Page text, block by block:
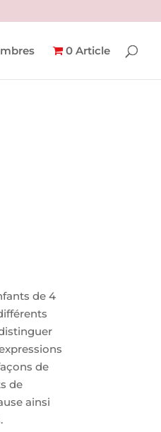
0 Article
de 4
de
de
ainsi